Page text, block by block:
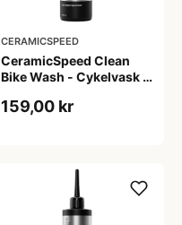
CERAMICSPEED
CeramicSpeed Clean
Bike Wash - Cykelvask -
159,00 kr